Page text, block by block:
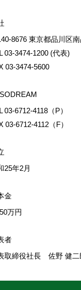
8676 東京都品川区
03-3474-1200 (代表)
03-3474-5600
03-6712-4118（P）
03-6712-4112（F）
25年2月
金
万円
者
取締役社長 佐野 健二